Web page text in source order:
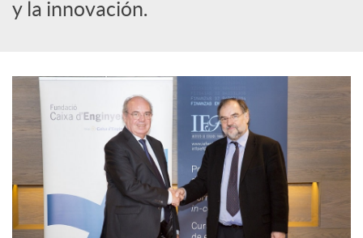
o
a
l
y la innovación.